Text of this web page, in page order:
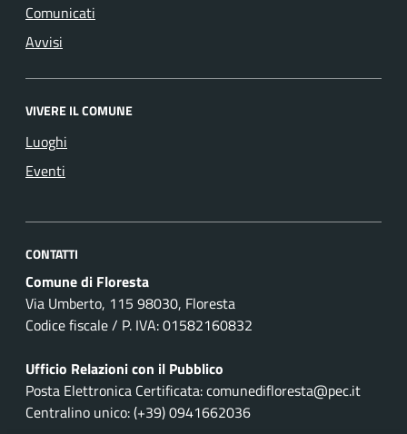
Comunicati
Avvisi
VIVERE IL COMUNE
Luoghi
Eventi
CONTATTI
Comune di Floresta
Via Umberto, 115 98030, Floresta
Codice fiscale / P. IVA: 01582160832
Ufficio Relazioni con il Pubblico
Posta Elettronica Certificata: comunedifloresta@pec.it
Centralino unico: (+39) 0941662036